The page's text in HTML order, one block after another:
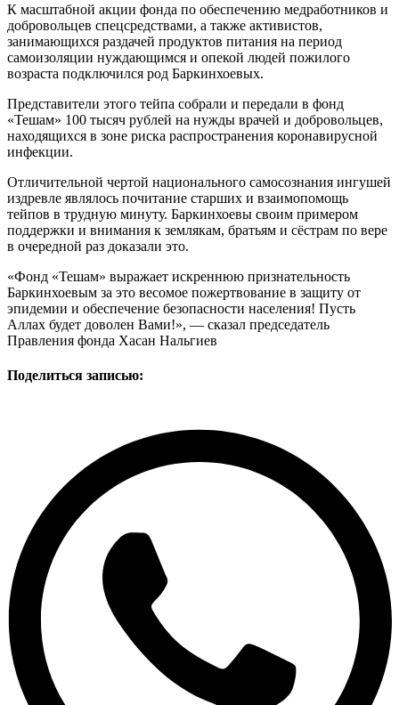
К масштабной акции фонда по обеспечению медработников и
добровольцев спецсредствами, а также активистов,
занимающихся раздачей продуктов питания на период
самоизоляции нуждающимся и опекой людей пожилого
возраста подключился род Баркинхоевых.
Представители этого тейпа собрали и передали в фонд
«Тешам» 100 тысяч рублей на нужды врачей и добровольцев,
находящихся в зоне риска распространения коронавирусной
инфекции.
Отличительной чертой национального самосознания ингушей
издревле являлось почитание старших и взаимопомощь
тейпов в трудную минуту. Баркинхоевы своим примером
поддержки и внимания к землякам, братьям и сёстрам по вере
в очередной раз доказали это.
«Фонд «Тешам» выражает искреннюю признательность
Баркинхоевым за это весомое пожертвование в защиту от
эпидемии и обеспечение безопасности населения! Пусть
Аллах будет доволен Вами!», — сказал председатель
Правления фонда Хасан Нальгиев
Поделиться записью: